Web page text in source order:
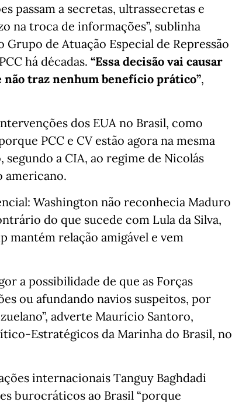
passam a secretas, ultrassecretas e
na troca de informações”, sublinha
de Atuação Especial de Repressão
há décadas. “Essa decisão vai causar
não traz nenhum benefício prático”,
dos EUA no Brasil, como
PCC e CV estão agora na mesma
a CIA, ao regime de Nicolás
americano.
Washington não reconhecia Maduro
do que sucede com Lula da Silva,
relação amigável e vem
a possibilidade de que as Forças
ou afundando navios suspeitos, por
adverte Maurício Santoro,
Estratégicos da Marinha do Brasil, no
internacionais Tanguy Baghdadi
burocráticos ao Brasil “porque